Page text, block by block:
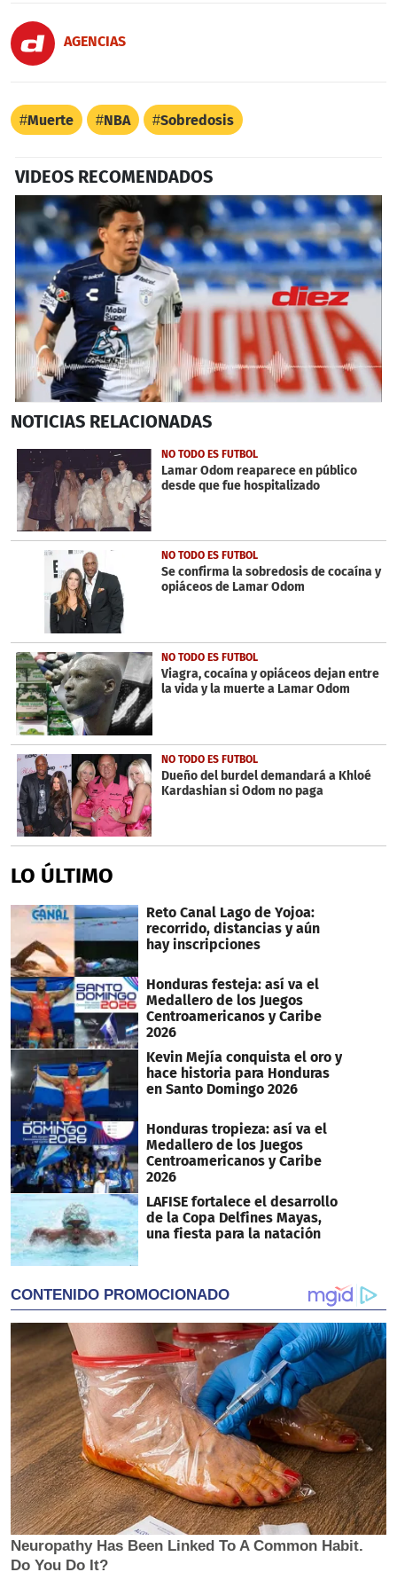
AGENCIAS
Muerte NBA Sobredosis
VIDEOS RECOMENDADOS
seconds
6
minutes,
31
seconds
NOTICIAS RELACIONADAS
NO TODO ES FUTBOL
Lamar Odom reaparece en público
desde que fue hospitalizado
NO TODO ES FUTBOL
Se confirma la sobredosis de cocaína y
opiáceos de Lamar Odom
NO TODO ES FUTBOL
Viagra, cocaína y opiáceos dejan entre
la vida y la muerte a Lamar Odom
NO TODO ES FUTBOL
Dueño del burdel demandará a Khloé
Kardashian si Odom no paga
LO ÚLTIMO
Reto Canal Lago de Yojoa:
recorrido, distancias y aún
hay inscripciones
Honduras festeja: así va el
Medallero de los Juegos
Centroamericanos y Caribe
2026
Kevin Mejía conquista el oro y
hace historia para Honduras
en Santo Domingo 2026
Honduras tropieza: así va el
Medallero de los Juegos
Centroamericanos y Caribe
2026
LAFISE fortalece el desarrollo
de la Copa Delfines Mayas,
una fiesta para la natación